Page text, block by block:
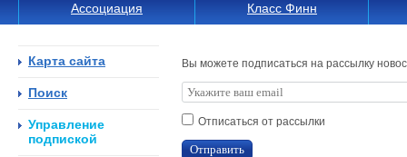
Ассоциация Класс Финн
Вы можете подписаться на рассылку
Отписаться от рассылки
Отправить
Карта сайта
Поиск
Управление
подпиской